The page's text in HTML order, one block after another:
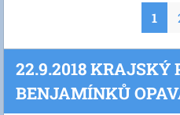
1
22.9.2018 KRAJSKÝ
BENJAMÍNKŮ